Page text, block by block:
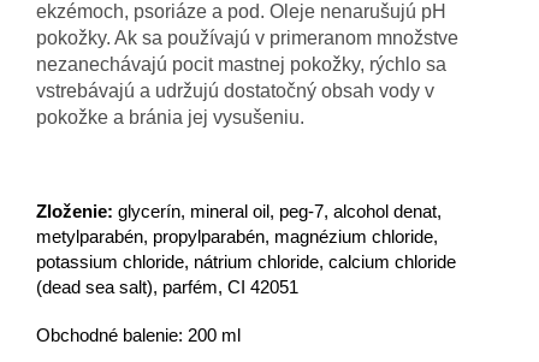
ekzémoch, psoriáze a pod. Oleje nenarušujú pH
pokožky. Ak sa používajú v primeranom množstve
nezanechávajú pocit mastnej pokožky, rýchlo sa
vstrebávajú a udržujú dostatočný obsah vody v
pokožke a bránia jej vysušeniu.
Zloženie: glycerín, mineral oil, peg-7, alcohol denat,
metylparabén, propylparabén, magnézium chloride,
potassium chloride, nátrium chloride, calcium chloride
(dead sea salt), parfém, CI 42051
Obchodné balenie: 200 ml